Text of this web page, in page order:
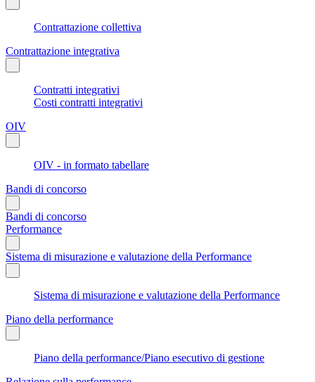
Contrattazione collettiva
Contrattazione integrativa
Contratti integrativi
Costi contratti integrativi
OIV
OIV - in formato tabellare
Bandi di concorso
Bandi di concorso
Performance
Sistema di misurazione e valutazione della Performance
Sistema di misurazione e valutazione della Performance
Piano della performance
Piano della performance/Piano esecutivo di gestione